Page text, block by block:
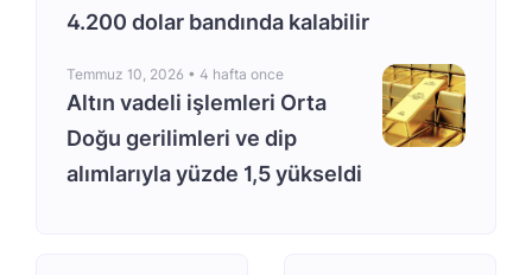
4.200 dolar bandında kalabilir
Temmuz 10, 2026 • 4 hafta once
Altın vadeli işlemleri Orta
Doğu gerilimleri ve dip
alımlarıyla yüzde 1,5 yükseldi